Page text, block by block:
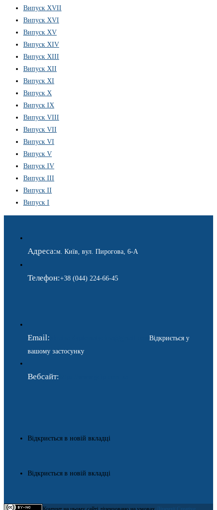
Випуск XVII
Випуск XVI
Випуск XV
Випуск XIV
Випуск XIII
Випуск XII
Випуск XI
Випуск X
Випуск IX
Випуск VIII
Випуск VII
Випуск VI
Випуск V
Випуск IV
Випуск III
Випуск II
Випуск I
Адреса:м. Київ, вул. Пирогова, 6-А
Телефон:+38 (044) 224-66-45
Email:
Відкриється у
вашому застосунку
Вебсайт:
Відкриється в новій вкладці
Відкриється в новій вкладці